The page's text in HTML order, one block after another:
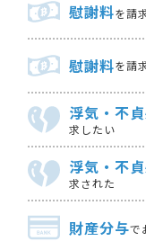
慰謝料を請
慰謝料を請
浮気・不
求したい
浮気・不
求された
財産分与で